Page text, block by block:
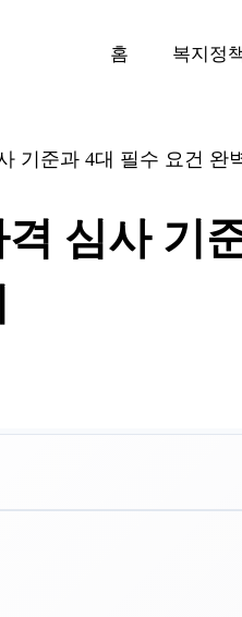
홈 복지정
기준과 4대 필수 요건 완
심사 기